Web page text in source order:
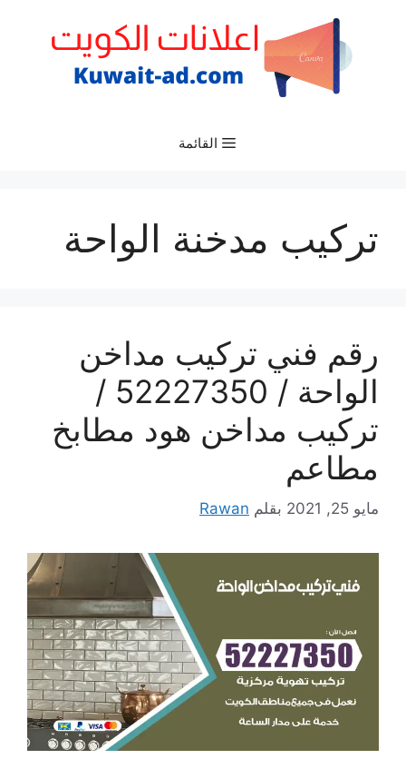
القائمة
تركيب مدخنة الواحة
رقم فني تركيب مداخن
الواحة / 52227350 /
تركيب مداخن هود مطابخ
مطاعم
مايو 25, 2021 بقلم Rawan